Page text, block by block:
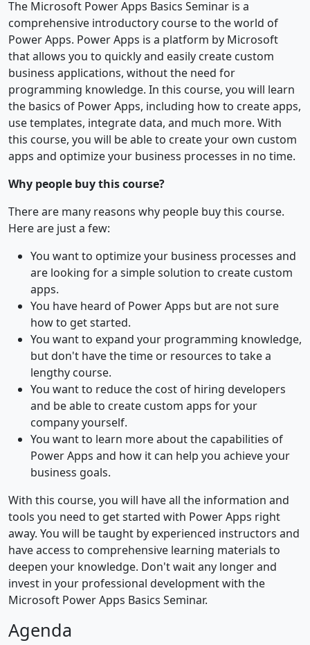
The Microsoft Power Apps Basics Seminar is a
comprehensive introductory course to the world of
Power Apps. Power Apps is a platform by Microsoft
that allows you to quickly and easily create custom
business applications, without the need for
programming knowledge. In this course, you will learn
the basics of Power Apps, including how to create apps,
use templates, integrate data, and much more. With
this course, you will be able to create your own custom
apps and optimize your business processes in no time.
Why people buy this course?
There are many reasons why people buy this course.
Here are just a few:
You want to optimize your business processes and
are looking for a simple solution to create custom
apps.
You have heard of Power Apps but are not sure
how to get started.
You want to expand your programming knowledge,
but don't have the time or resources to take a
lengthy course.
You want to reduce the cost of hiring developers
and be able to create custom apps for your
company yourself.
You want to learn more about the capabilities of
Power Apps and how it can help you achieve your
business goals.
With this course, you will have all the information and
tools you need to get started with Power Apps right
away. You will be taught by experienced instructors and
have access to comprehensive learning materials to
deepen your knowledge. Don't wait any longer and
invest in your professional development with the
Microsoft Power Apps Basics Seminar.
Agenda